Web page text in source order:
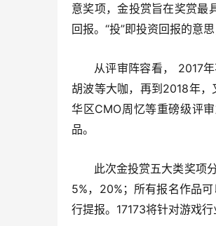
意奖项，金投赏旨在奖赏最
回报。“投”即投资回报的意
从评审阵容看， 2017
胡波等大咖，再到2018年
华区CMO周忆等重磅级评
品。
此次金投赏五大类奖项
5%，20%；所有报名作品
行提报。17173将针对游戏